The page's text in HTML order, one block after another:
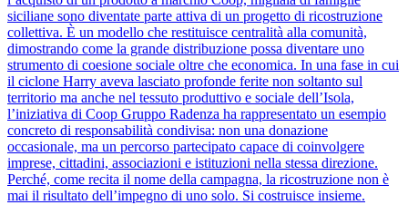
siciliane sono diventate parte attiva di un progetto di ricostruzione
collettiva. È un modello che restituisce centralità alla comunità,
dimostrando come la grande distribuzione possa diventare uno
strumento di coesione sociale oltre che economica. In una fase in cui
il ciclone Harry aveva lasciato profonde ferite non soltanto sul
territorio ma anche nel tessuto produttivo e sociale dell’Isola,
l’iniziativa di Coop Gruppo Radenza ha rappresentato un esempio
concreto di responsabilità condivisa: non una donazione
occasionale, ma un percorso partecipato capace di coinvolgere
imprese, cittadini, associazioni e istituzioni nella stessa direzione.
Perché, come recita il nome della campagna, la ricostruzione non è
mai il risultato dell’impegno di uno solo. Si costruisce insieme.